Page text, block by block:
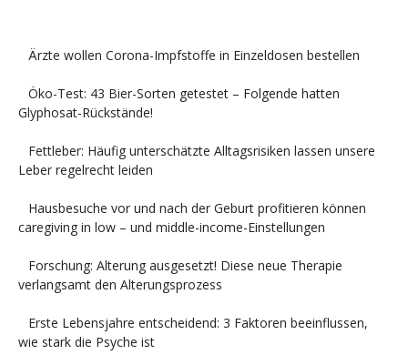
Ärzte wollen Corona-Impfstoffe in Einzeldosen bestellen
Öko-Test: 43 Bier-Sorten getestet – Folgende hatten
Glyphosat-Rückstände!
Fettleber: Häufig unterschätzte Alltagsrisiken lassen unsere
Leber regelrecht leiden
Hausbesuche vor und nach der Geburt profitieren können
caregiving in low – und middle-income-Einstellungen
Forschung: Alterung ausgesetzt! Diese neue Therapie
verlangsamt den Alterungsprozess
Erste Lebensjahre entscheidend: 3 Faktoren beeinflussen,
wie stark die Psyche ist